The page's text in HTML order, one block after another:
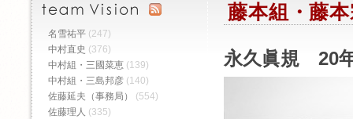
藤本組・藤
永久眞規 20
名雪祐平 (247)
中村直史 (376)
中村組・三國菜恵 (139)
中村組・三島邦彦 (140)
佐藤延夫（事務局）
(554)
佐藤理人 (335)